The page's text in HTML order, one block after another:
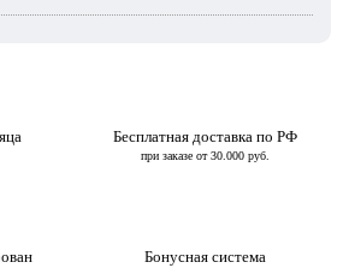
Бесплатная доставка по РФ
при заказе от 30.000 руб.
Бонусная система